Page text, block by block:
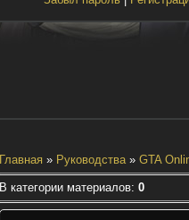
Главная» Руководства» GTA
В категории материалов: 0